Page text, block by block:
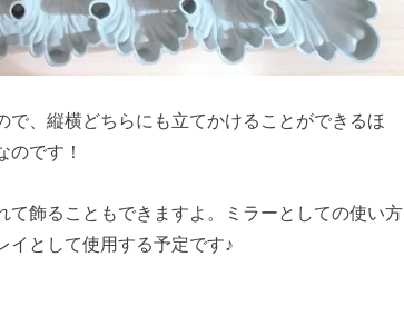
、縦横どちらにも立てかけることができるほ
です！
飾ることもできますよ。ミラーとしての使い方
イとして使用する予定です♪